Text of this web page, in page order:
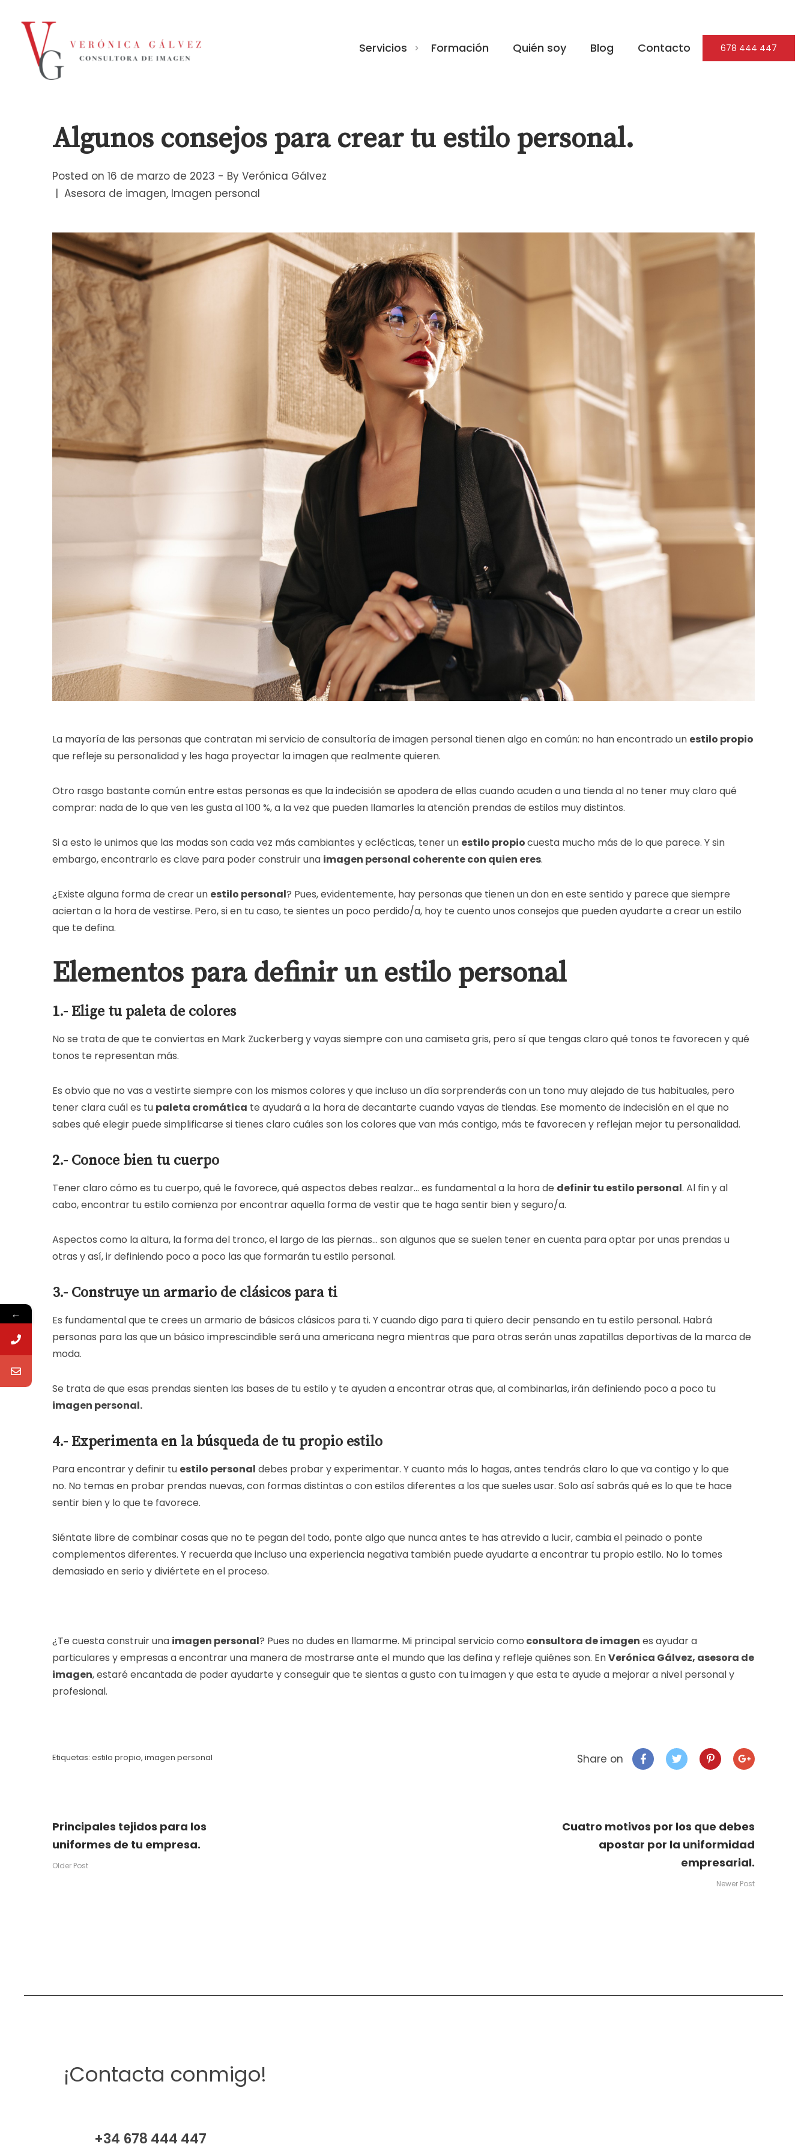
Servicios Formación Quién soy Blog Contacto 678 444 447
Algunos consejos para crear tu estilo personal.
Posted on 16 de marzo de 2023 By Verónica Gálvez
Asesora de imagen Imagen personal
La mayoría de las personas que contratan mi servicio de consultoría de imagen personal tienen algo en común: no han encontrado un estilo propio
que refleje su personalidad y les haga proyectar la imagen que realmente quieren.
Otro rasgo bastante común entre estas personas es que la indecisión se apodera de ellas cuando acuden a una tienda al no tener muy claro qué
comprar: nada de lo que ven les gusta al 100 %, a la vez que pueden llamarles la atención prendas de estilos muy distintos.
Si a esto le unimos que las modas son cada vez más cambiantes y eclécticas, tener un estilo propiocuesta mucho más de lo que parece. Y sin
embargo, encontrarlo es clave para poder construir una imagen personal coherente con quien eres.
¿Existe alguna forma de crear un estilo personal? Pues, evidentemente, hay personas que tienen un don en este sentido y parece que siempre
aciertan a la hora de vestirse. Pero, si en tu caso, te sientes un poco perdido/a, hoy te cuento unos consejos que pueden ayudarte a crear un estilo
que te defina.
Elementos para definir un estilo personal
1.- Elige tu paleta de colores
No se trata de que te conviertas en Mark Zuckerberg y vayas siempre con una camiseta gris, pero sí que tengas claro qué tonos te favorecen y qué
tonos te representan más.
Es obvio que no vas a vestirte siempre con los mismos colores y que incluso un día sorprenderás con un tono muy alejado de tus habituales, pero
tener clara cuál es tu paleta cromática te ayudará a la hora de decantarte cuando vayas de tiendas. Ese momento de indecisión en el que no
sabes qué elegir puede simplificarse si tienes claro cuáles son los colores que van más contigo, más te favorecen y reflejan mejor tu personalidad.
2.- Conoce bien tu cuerpo
Tener claro cómo es tu cuerpo, qué le favorece, qué aspectos debes realzar… es fundamental a la hora de definir tu estilo personal. Al fin y al
cabo, encontrar tu estilo comienza por encontrar aquella forma de vestir que te haga sentir bien y seguro/a.
Aspectos como la altura, la forma del tronco, el largo de las piernas… son algunos que se suelen tener en cuenta para optar por unas prendas u
otras y así, ir definiendo poco a poco las que formarán tu estilo personal.
3.- Construye un armario de clásicos para ti
Es fundamental que te crees un armario de básicos clásicos para ti. Y cuando digo para ti quiero decir pensando en tu estilo personal. Habrá
personas para las que un básico imprescindible será una americana negra mientras que para otras serán unas zapatillas deportivas de la marca de
moda.
Se trata de que esas prendas sienten las bases de tu estilo y te ayuden a encontrar otras que, al combinarlas, irán definiendo poco a poco tu
imagen personal.
4.- Experimenta en la búsqueda de tu propio estilo
Para encontrar y definir tu estilo personal debes probar y experimentar. Y cuanto más lo hagas, antes tendrás claro lo que va contigo y lo que
no. No temas en probar prendas nuevas, con formas distintas o con estilos diferentes a los que sueles usar. Solo así sabrás qué es lo que te hace
sentir bien y lo que te favorece.
Siéntate libre de combinar cosas que no te pegan del todo, ponte algo que nunca antes te has atrevido a lucir, cambia el peinado o ponte
complementos diferentes. Y recuerda que incluso una experiencia negativa también puede ayudarte a encontrar tu propio estilo. No lo tomes
demasiado en serio y diviértete en el proceso.
¿Te cuesta construir una imagen personal? Pues no dudes en llamarme. Mi principal servicio como consultora de imagen es ayudar a
particulares y empresas a encontrar una manera de mostrarse ante el mundo que las defina y refleje quiénes son. EnVerónica Gálvez, asesora de
imagen, estaré encantada de poder ayudarte y conseguir que te sientas a gusto con tu imagen y que esta te ayude a mejorar a nivel personal y
profesional.
Etiquetas: estilo propio, imagen personal Share on
Principales tejidos para los
uniformes de tu empresa.
Older Post
Cuatro motivos por los que debes
apostar por la uniformidad
empresarial.
Newer Post
¡Contacta conmigo!
+34 678 444 447
←